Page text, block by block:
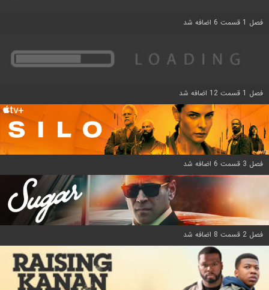
فصل 1 قسمت 6 اضافه شد
فصل 1 قسمت 12 اضافه شد
فصل 3 قسمت 6 اضافه شد
فصل 2 قسمت 8 اضافه شد